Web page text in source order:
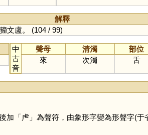
解釋
文盧。 (104 / 99)
中
古
音
聲母 清濁 部位
來
次濁 舌
加「虍」為聲符，由象形字變為形聲字(于